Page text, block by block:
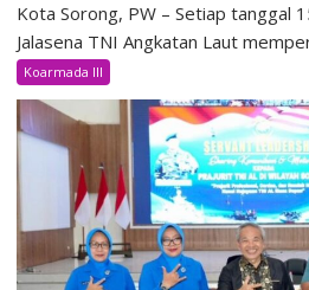
Kota Sorong, PW – Setiap tanggal
Jalasena TNI Angkatan Laut
Koarmada lll